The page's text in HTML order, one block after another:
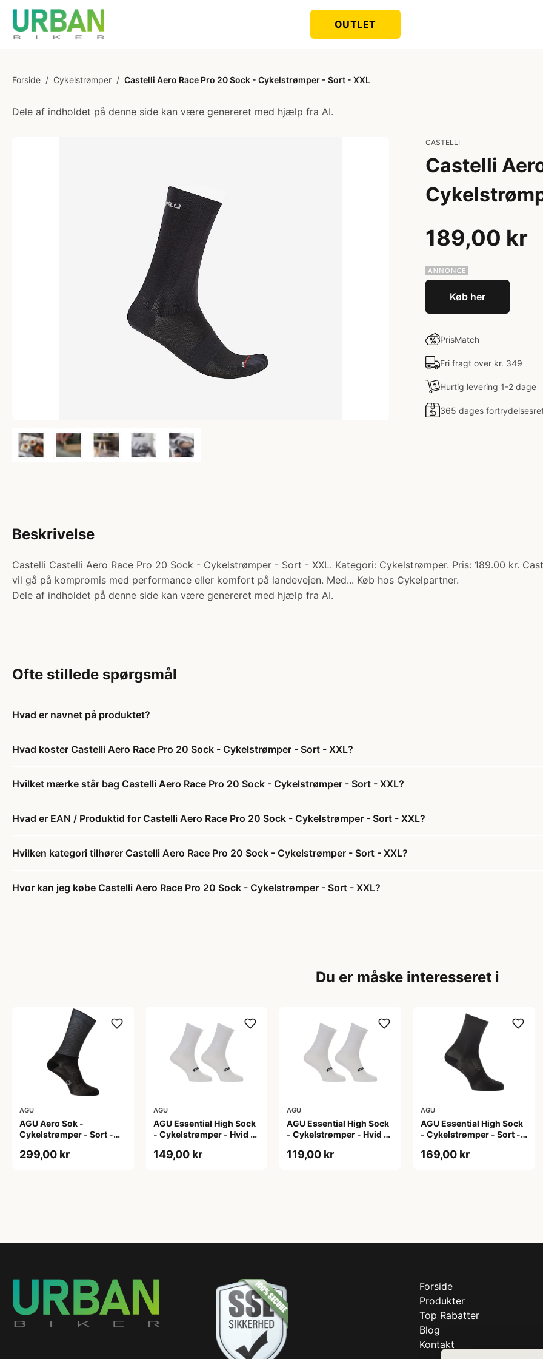
OUTLET
Forside / Cykelstrømper / Castelli Aero Race Pro 20 Sock - Cykelstrømper - Sort - XXL
Dele af indholdet på denne side kan være genereret med hjælp fra AI.
CASTELLI
Castelli
189,00 kr
Køb her
PrisMatch
Fri fragt over kr. 349
Hurtig levering 1-2 dage
365 dages
Beskrivelse
Castelli Castelli Aero Race Pro 20 Sock - Cykelstrømper - Sort - XXL. Kategori: Cykelstrømper. Pris: 189.00 kr.
vil gå på kompromis med performance eller komfort på landevejen. Med... Køb hos Cykelpartner.
Dele af indholdet på denne side kan være genereret med hjælp fra AI.
Ofte stillede spørgsmål
Hvad er navnet på produktet?
Hvad koster Castelli Aero Race Pro 20 Sock - Cykelstrømper - Sort - XXL?
Hvilket mærke står bag Castelli Aero Race Pro 20 Sock - Cykelstrømper - Sort - XXL?
Hvad er EAN / Produktid for Castelli Aero Race Pro 20 Sock - Cykelstrømper - Sort - XXL?
Hvilken kategori tilhører Castelli Aero Race Pro 20 Sock - Cykelstrømper - Sort - XXL?
Hvor kan jeg købe Castelli Aero Race Pro 20 Sock - Cykelstrømper - Sort - XXL?
Du er måske interesseret i
AGU
AGU Aero Sok -
Cykelstrømper - Sort -
299,00 kr
AGU
AGU Essential High Sock
- Cykelstrømper - Hvid -
149,00 kr
AGU
AGU Essential High Sock
- Cykelstrømper - Hvid -
119,00 kr
AGU
AGU Essential High Sock
- Cykelstrømper - Sort -
169,00 kr
Forside
Produkter
Top Rabatter
Blog
Kontakt